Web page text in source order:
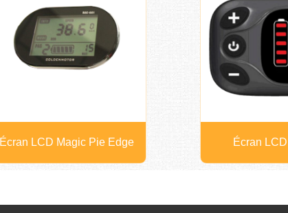
Écran LCD Magic Pie Edge Écran